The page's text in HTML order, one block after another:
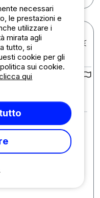
Confort 16 m² - 1
baño cómodo,
necessari
le prestazioni e
utilizzare i
mirata agli
tutto, si
cookie per gli
sui cookie.
qui